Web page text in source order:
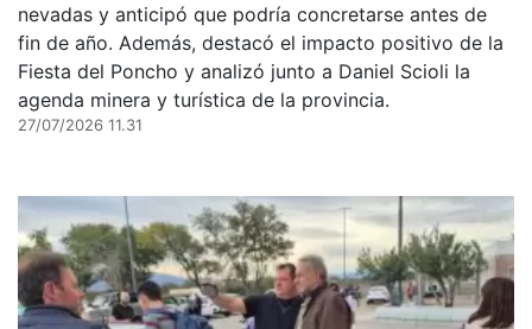
nevadas y anticipó que podría concretarse antes de
fin de año. Además, destacó el impacto positivo de la
Fiesta del Poncho y analizó junto a Daniel Scioli la
agenda minera y turística de la provincia.
27/07/2026 11.31